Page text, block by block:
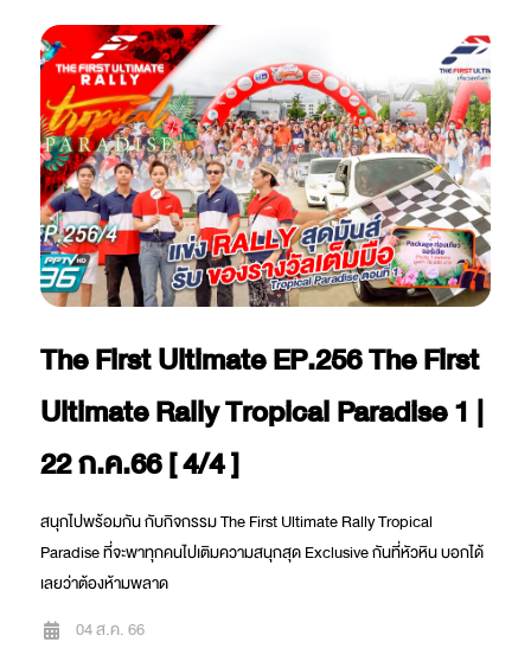
The First Ultimate EP.256 The First
Ultimate Rally Tropical Paradise 1 |
22 ก.ค.66 [ 4/4 ]
สนุกไปพร้อมกัน กับกิจกรรม The First Ultimate Rally Tropical
Paradise ที่จะพาทุกคนไปเติมความสนุกสุด Exclusive กันที่หัวหิน บอกได้
เลยว่าต้องห้ามพลาด
04 ส.ค. 66